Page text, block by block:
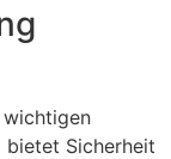
Sicherheit